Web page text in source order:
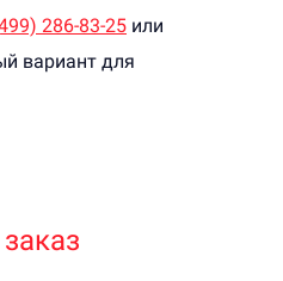
286-83-25 или
вариант для